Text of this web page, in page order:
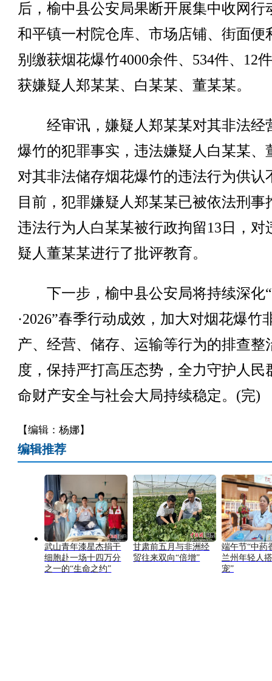
后，榆中县公安局果断开展集中收网行
和平镇一村院仓库、市场店铺、街面便
别缴获烟花爆竹4000余件、534件、12
获嫌疑人郑某某、白某某、董某某。
经审讯，嫌疑人郑某某对其非法经
爆竹的犯罪事实，违法嫌疑人白某某、
对其非法储存烟花爆竹的违法行为供认
目前，犯罪嫌疑人郑某某已被依法刑事
违法行为人白某某被行政拘留13日，对
疑人董某某进行了批评教育。
下一步，榆中县公安局将持续深化
·2026”春季行动成效，加大对烟花爆竹
产、经营、储存、运输等行为的排查整
度，保持严打高压态势，全力守护人民
命财产安全与社会大局持续稳定。(完)
【编辑：杨娜】
编辑推荐
武山青年漆星杰捐干
细胞赴一场十四万分
之一的“生命之约”
甘肃前五月与非洲经
贸往来双向“倍增”
端午节“中药
兰州年轻人
宠”